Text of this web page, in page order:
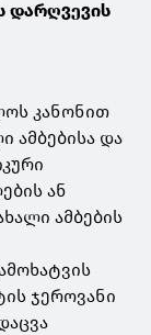
დარღვევის
კანონით
ამბებისა და
ან
ამბების
ჯეროვანი